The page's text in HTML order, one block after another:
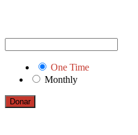
One Time
Monthly
Donar